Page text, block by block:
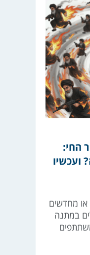
החי:
ועכשיו
מחדשים
במתנה